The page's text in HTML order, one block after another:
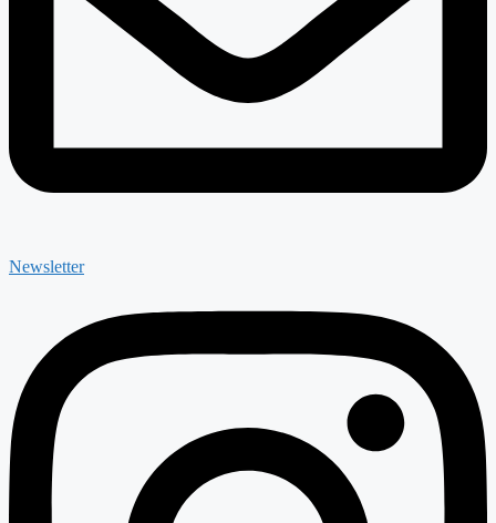
Newsletter